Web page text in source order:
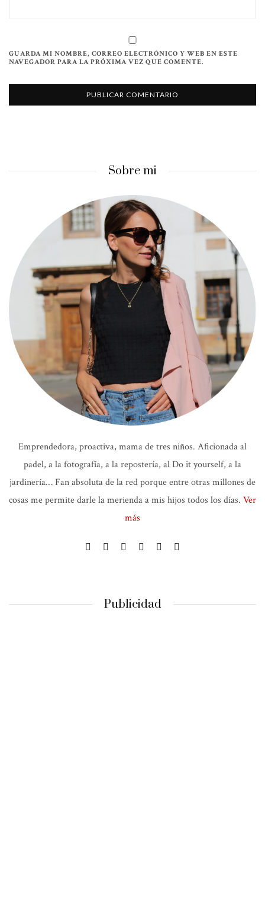
GUARDA MI NOMBRE, CORREO ELECTRÓNICO Y WEB EN ESTE
NAVEGADOR PARA LA PRÓXIMA VEZ QUE COMENTE.
Sobre mi
Emprendedora, proactiva, mama de tres niños. Aficionada al
padel, a la fotografía, a la repostería, al Do it yourself, a la
jardinería… Fan absoluta de la red porque entre otras millones de
cosas me permite darle la merienda a mis hijos todos los días. Ver
más
Publicidad